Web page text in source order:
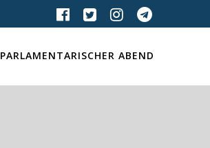
PARLAMENTARISCHER ABEND